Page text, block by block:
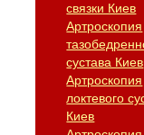
связки Киев
Артроскопия
сустава Киев
Артроскопия
локтевого
Киев